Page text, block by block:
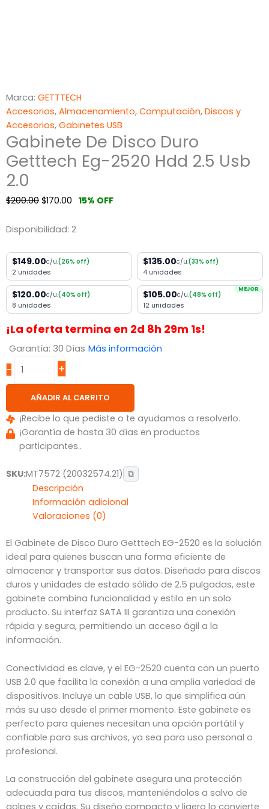
Marca: GETTTECH
Accesorios, Almacenamiento, Computación, Discos y
Accesorios, Gabinetes USB
Gabinete De Disco Duro
Getttech Eg-2520 Hdd 2.5 Usb
2.0
$200.00 $170.00 15% OFF
Disponibilidad: 2
$149.00c/u.(26% off)
2 unidades
$135.00c/u.(33% off)
4 unidades
$120.00c/u.(40% off)
8 unidades
MEJOR
$105.00c/u.(48% off)
12 unidades
¡La oferta termina en 2d 8h 29m 1s!
Garantía: 30 Días Más información
-
+
AÑADIR AL CARRITO
¡Recibe lo que pediste o te ayudamos a resolverlo.
¡Garantía de hasta 30 días en productos
participantes..
SKU:MT7572 (20032574.21) ⧉
Descripción
Información adicional
Valoraciones (0)
El Gabinete de Disco Duro Getttech EG-2520 es la solución
ideal para quienes buscan una forma eficiente de
almacenar y transportar sus datos. Diseñado para discos
duros y unidades de estado sólido de 2.5 pulgadas, este
gabinete combina funcionalidad y estilo en un solo
producto. Su interfaz SATA III garantiza una conexión
rápida y segura, permitiendo un acceso ágil a la
información.
Conectividad es clave, y el EG-2520 cuenta con un puerto
USB 2.0 que facilita la conexión a una amplia variedad de
dispositivos. Incluye un cable USB, lo que simplifica aún
más su uso desde el primer momento. Este gabinete es
perfecto para quienes necesitan una opción portátil y
confiable para sus archivos, ya sea para uso personal o
profesional.
La construcción del gabinete asegura una protección
adecuada para tus discos, manteniéndolos a salvo de
golpes y caídas. Su diseño compacto y ligero lo convierte